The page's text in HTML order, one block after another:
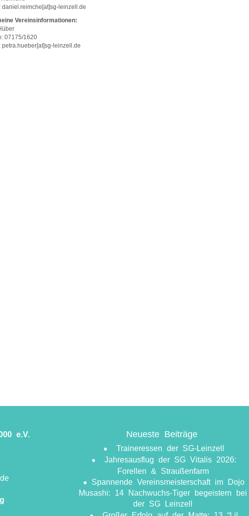
daniel.reimche[at]sg-leinzell.de
Vereinsinformationen:
07175/1620
petra.hueber[at]sg-leinzell.de
e.V.
Neueste Beiträge
Traineressen der SG-Leinzell
Jahresausflug der SG Vitalis 2026:
Forellen & Straußenfarm
​Spannende Vereinsmeisterschaft im Dojo
Musashi: 14 Nachwuchs-Tiger begeistern bei
der SG Leinzell